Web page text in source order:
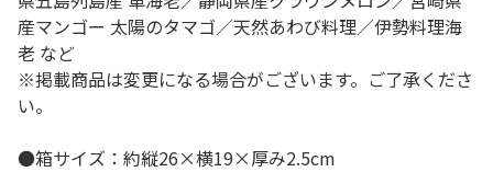
産マンゴー 太陽のタマゴ／天然あわび料理／伊勢料理海
老 など
※掲載商品は変更になる場合がございます。ご了承くださ
い。
●箱サイズ：約縦26×横19×厚み2.5cm